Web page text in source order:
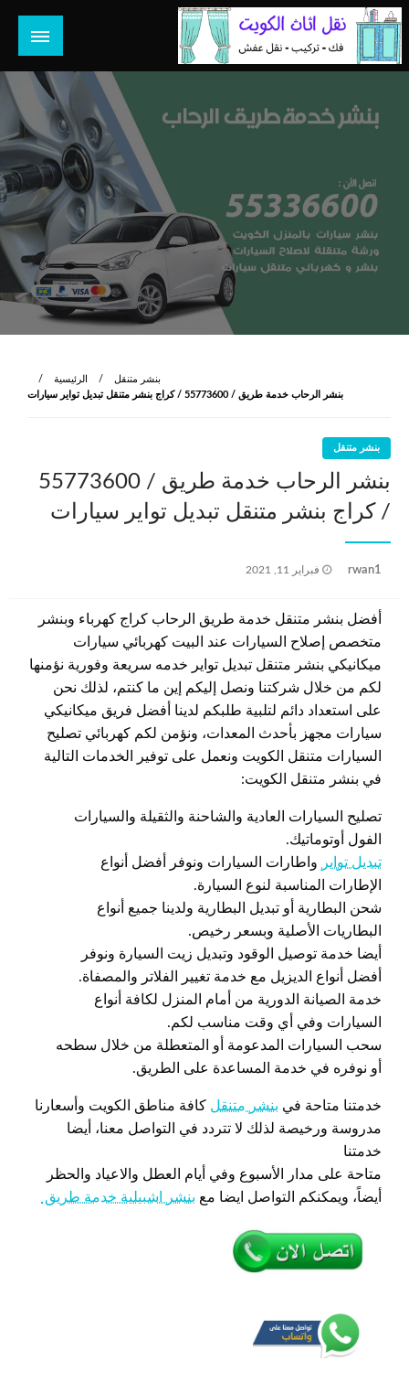
التخطي
إلى
المحتوى
هل تبحث عن أفضل خدمات بالكويت؟ خدمة فك نقل تركيب صيانة
الرئيسية
بنشر متنقل
بنشر الرحاب خدمة طريق / 55773600‬ / كراج بنشر متنقل تبديل تواير سيارات
بنشر متنقل
/ كراج بنشر متنقل تبديل تواير سيارات
rwan1
نُشر
فبراير 11, 2021
أفضل بنشر متنقل خدمة طريق الرحاب كراج كهرباء وبنشر
متخصص إصلاح السيارات عند البيت كهربائي سيارات
ميكانيكي بنشر متنقل تبديل تواير خدمه سريعة وفورية نؤمنها
لكم من خلال شركتنا ونصل إليكم إين ما كنتم، لذلك نحن
على استعداد دائم لتلبية طلبكم لدينا أفضل فريق ميكانيكي
سيارات مجهز بأحدث المعدات، ونؤمن لكم كهربائي تصليح
السيارات متنقل الكويت ونعمل على توفير الخدمات التالية
في بنشر متنقل الكويت:
تصليح السيارات العادية والشاحنة والثقيلة والسيارات
الفول أوتوماتيك.
تبديل تواير
واطارات السيارات ونوفر أفضل أنواع
الإطارات المناسبة لنوع السيارة.
شحن البطارية أو تبديل البطارية ولدينا جميع أنواع
البطاريات الأصلية وبسعر رخيص.
أيضا خدمة توصيل الوقود وتبديل زيت السيارة ونوفر
أفضل أنواع الديزيل مع خدمة تغيير الفلاتر والمصفاة.
خدمة الصيانة الدورية من أمام المنزل لكافة أنواع
السيارات وفي أي وقت مناسب لكم.
سحب السيارات المدعومة أو المتعطلة من خلال سطحه
أو نوفره في خدمة المساعدة على الطريق.
خدمتنا متاحة في بنشر متنقل كافة مناطق الكويت وأسعارنا
مدروسة ورخيصة لذلك لا تتردد في التواصل معنا، أيضا
خدمتنا
متاحة على مدار الأسبوع وفي أيام العطل والاعياد والحظر
أيضاً، ويمكنكم التواصل ايضا مع بنشر اشبيلية خدمة طريق